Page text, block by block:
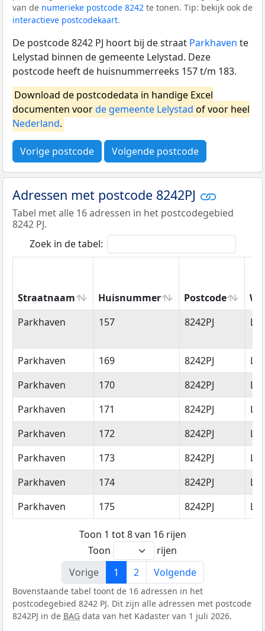
van de numerieke postcode 8242 te tonen. Tip: bekijk ook de
interactieve postcodekaart.
De postcode 8242 PJ hoort bij de straat Parkhaven te
Lelystad binnen de gemeente Lelystad. Deze
postcode heeft de huisnummerreeks 157 t/m 183.
Download de postcodedata in handige Excel
documenten voorde gemeente Lelystad of voor heel
Nederland.
Vorige postcode Volgende postcode
Adressen met postcode 8242PJ
Tabel met alle 16 adressen in het postcodegebied
8242 PJ.
Zoek in de tabel:
Straatnaam Huisnummer Postcode
Straatnaam
Huisnummer Postcode
Parkhaven 157 8242PJ
Parkhaven 169 8242PJ
Parkhaven
170 8242PJ
Parkhaven
171 8242PJ
Parkhaven
172 8242PJ
Parkhaven
173 8242PJ
Parkhaven
174 8242PJ
Parkhaven
175 8242PJ
Toon 1 tot 8 van 16 rijen
Toon
rijen
Vorige
1 2 Volgende
Bovenstaande tabel toont de 16 adressen in het
postcodegebied 8242 PJ. Dit zijn alle adressen met postcode
8242PJ in de BAG data van het Kadaster van 1 juli 2026.